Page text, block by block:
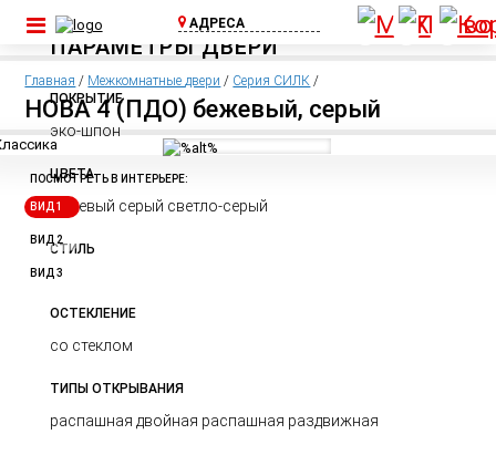
АДРЕСА
ул. Шоссейная, д.
1А, пос. Бугры
(Съезд с КАД)
+7 (812) 640-00-
75
2 этаж
Главная / Межкомнатные двери / Серия СИЛК /
НОВА 4 (ПДО) бежевый, серый
ПОСМОТРЕТЬ В ИНТЕРЬЕРЕ:
ВИД 1
ВИД 2
ВИД 3
ПАРАМЕТРЫ ДВЕРИ
ПОКРЫТИЕ
эко-шпон
ЦВЕТА
бежевый серый светло-серый
СТИЛЬ
ОСТЕКЛЕНИЕ
со стеклом
ТИПЫ ОТКРЫВАНИЯ
распашная двойная распашная раздвижная